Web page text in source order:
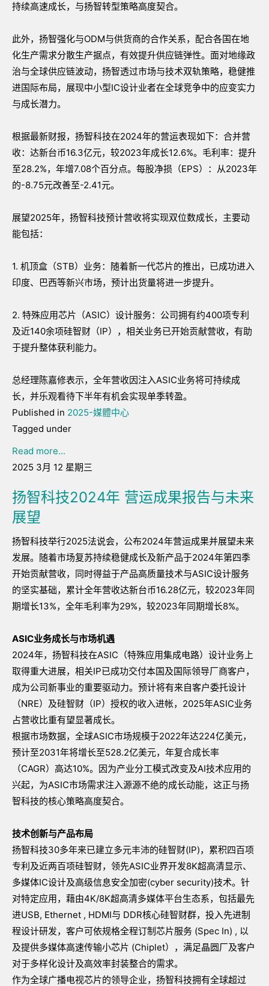
持续高速成长，与扬智转型策略高度契合。
此外，扬智强化与ODM与供货商的合作关系，配合各国在地
化生产需求分散生产据点，有效提升供应链弹性。面对地缘政
治与全球供应链波动，扬智透过市场与技术双轨策略，稳健推
进国际布局，展现中小型IC设计业者在全球竞争中的应变实力
与成长潜力。
根据最新财报，扬智科技在2024年的营运表现如下：合并营
收：达新台币16.3亿元，较2023年成长12.6%。毛利率：提升
至28.2%，年增7.08个百分点。每股净损（EPS）：从2023年
的-8.75元改善至-2.41元。
展望2025年，扬智科技预计营收将实现双位数成长，主要动
能包括：
1. 机顶盒（STB）业务：随着新一代芯片的推出，已成功进入
印度、巴西等新兴市场，预计出货量将进一步提升。
2. 特殊应用芯片（ASIC）设计服务：公司拥有约400项专利
及近140余项硅智财（IP），相关业务已开始贡献营收，有助
于提升整体获利能力。
总经理陈嘉修表示，全年营收因注入ASIC业务将可持续成
长，并乐观看待下半年有机会实现单季转盈。
Published in 2025-媒體中心
Tagged under
Read more...
2025 3月 12 星期三
扬智科技2024年 营运成果报告与未来
展望
扬智科技举行2025法说会，公布2024年营运成果并展望未来
发展。随着市场复苏持续稳健成长及新产品于2024年第四季
开始贡献营收，同时得益于产品高质量技术与ASIC设计服务
的坚实基础，累计全年营收达新台币16.28亿元，较2023年同
期增长13%，全年毛利率为29%，较2023年同期增长8%。
ASIC业务成长与市场机遇
2024年，扬智科技在ASIC（特殊应用集成电路）设计业务上
取得重大进展，相关IP已成功交付本国及国际领导厂商客户，
成为公司新事业的重要驱动力。预计将有来自客户委托设计
（NRE）及硅智财（IP）授权的收入进帐，2025年ASIC业务
占营收比重有望显著成长。
根据市场数据，全球ASIC市场规模于2022年达224亿美元，
预计至2031年将增长至528.2亿美元，年复合成长率
（CAGR）高达10%。因为产业分工模式改变及AI技术应用的
兴起，为ASIC市场需求注入源源不绝的成长动能，这正与扬
智科技的核心策略高度契合。
技术创新与产品布局
扬智科技30多年来已建立多元丰沛的硅智财(IP)，累积四百项
专利及近两百项硅智财，领先ASIC业界开发8K超高清显示、
多媒体IC设计及高级信息安全加密(cyber security)技术。针
对特定应用，藉由4K/8K超高清多媒体平台生态系，包括最先
进USB, Ethernet , HDMI与 DDR核心硅智财群，投入先进制
程设计研发，客户可依规格全程订制芯片服务 (Spec In) , 以
及提供多媒体高速传输小芯片 (Chiplet），满足晶圆厂及客户
对于多样化设计及高效率封装整合的需求。
作为全球广播电视芯片的领导企业，扬智科技拥有全球超过